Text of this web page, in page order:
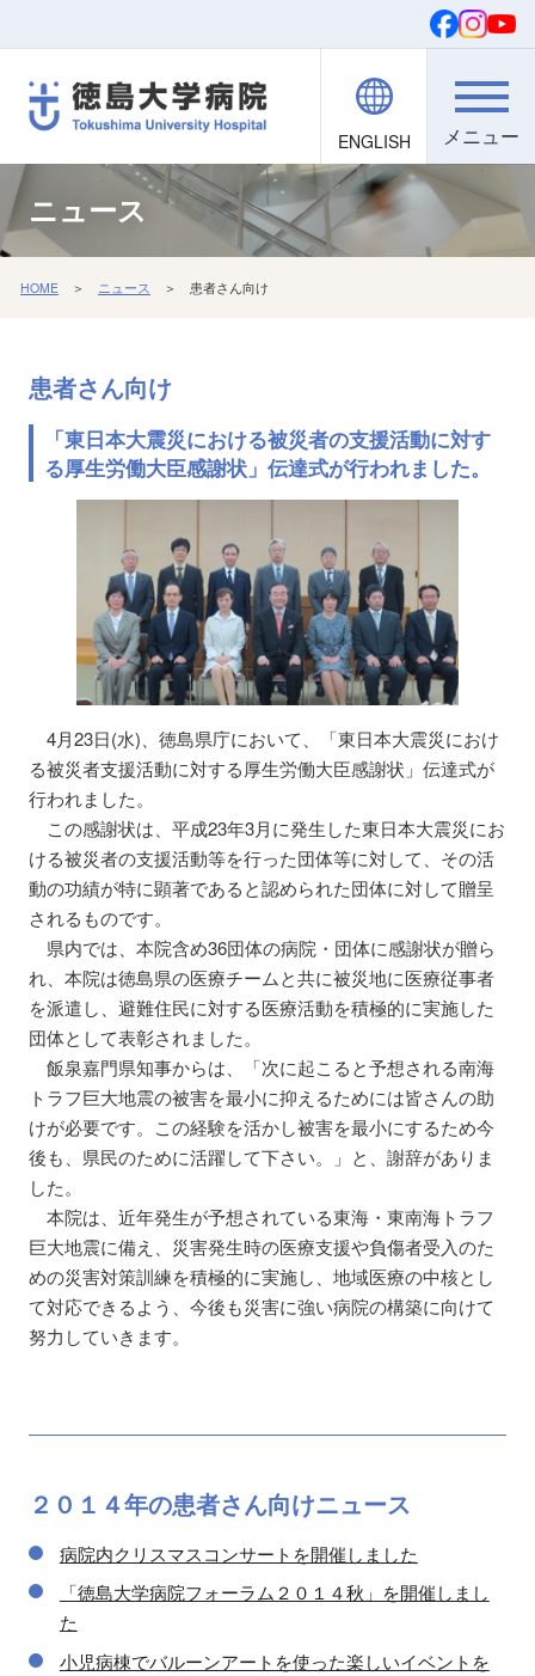
ご寄付
ENGLISH 検索
院内職員向け
文字・背景
ニュース
HOME ＞ ニュース ＞ 患者さん向け
患者さん向け
「東日本大震災における被災者の支援活動に対す
る厚生労働大臣感謝状」伝達式が行われました。
4月23日(水)、徳島県庁において、「東日本大震災におけ
る被災者支援活動に対する厚生労働大臣感謝状」伝達式が
行われました。
この感謝状は、平成23年3月に発生した東日本大震災にお
ける被災者の支援活動等を行った団体等に対して、その活
動の功績が特に顕著であると認められた団体に対して贈呈
されるものです。
県内では、本院含め36団体の病院・団体に感謝状が贈ら
れ、本院は徳島県の医療チームと共に被災地に医療従事者
を派遣し、避難住民に対する医療活動を積極的に実施した
団体として表彰されました。
飯泉嘉門県知事からは、「次に起こると予想される南海
トラフ巨大地震の被害を最小に抑えるためには皆さんの助
けが必要です。この経験を活かし被害を最小にするため今
後も、県民のために活躍して下さい。」と、謝辞がありま
した。
本院は、近年発生が予想されている東海・東南海トラフ
巨大地震に備え、災害発生時の医療支援や負傷者受入のた
めの災害対策訓練を積極的に実施し、地域医療の中核とし
て対応できるよう、今後も災害に強い病院の構築に向けて
努力していきます。
２０１４年の患者さん向けニュース
病院内クリスマスコンサートを開催しました
「徳島大学病院フォーラム２０１４秋」を開催しまし
た
小児病棟でバルーンアートを使った楽しいイベントを